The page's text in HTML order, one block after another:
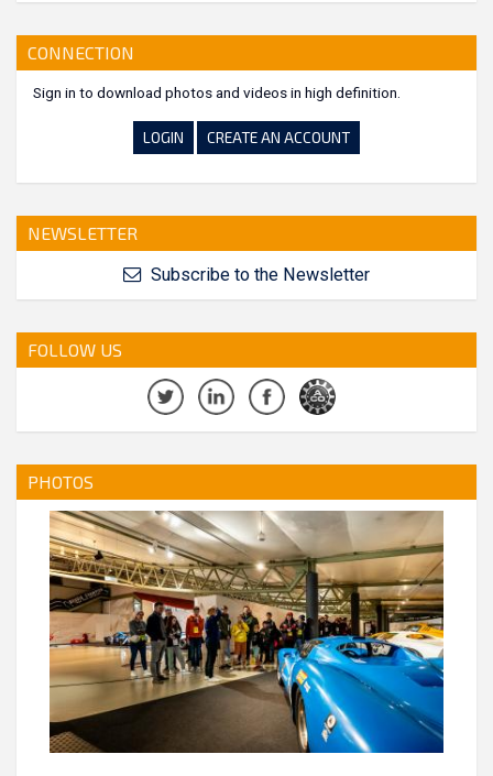
CONNECTION
Sign in to download photos and videos in high definition.
LOGIN CREATE AN ACCOUNT
NEWSLETTER
Subscribe to the Newsletter
FOLLOW US
PHOTOS